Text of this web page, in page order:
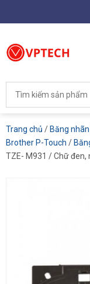
Trang chủ / Băng
Brother P-Touch /
TZE- M931 / Chữ đen,